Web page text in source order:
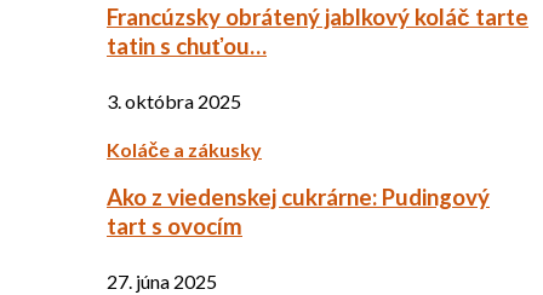
Francúzsky obrátený jablkový koláč tarte
tatin s chuťou…
3. októbra 2025
Koláče a zákusky
Ako z viedenskej cukrárne: Pudingový
tart s ovocím
27. júna 2025